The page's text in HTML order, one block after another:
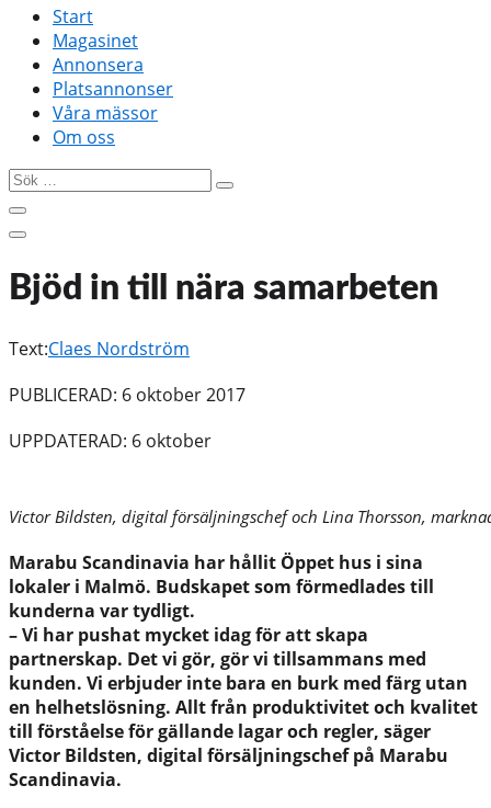
Start
Magasinet
Annonsera
Platsannonser
Våra mässor
Om oss
Sök
…
Bjöd in till nära samarbeten
Text:Claes Nordström
PUBLICERAD: 6 oktober 2017
UPPDATERAD: 6 oktober
Victor Bildsten, digital försäljningschef och Lina Thorsson,
Marabu Scandinavia har hållit Öppet hus i sina
lokaler i Malmö. Budskapet som förmedlades till
kunderna var tydligt.
– Vi har pushat mycket idag för att skapa
partnerskap. Det vi gör, gör vi tillsammans med
kunden. Vi erbjuder inte bara en burk med färg utan
en helhetslösning. Allt från produktivitet och kvalitet
till förståelse för gällande lagar och regler, säger
Victor Bildsten, digital försäljningschef på Marabu
Scandinavia.